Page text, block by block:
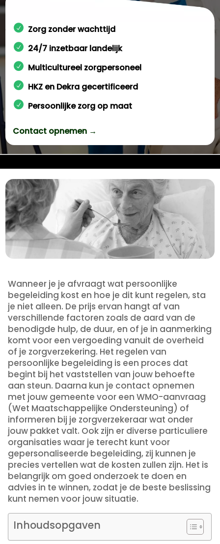
Zorg zonder wachttijd
24/7 inzetbaar landelijk
Multicultureel zorgpersoneel
HKZ en Dekra gecertificeerd
Persoonlijke zorg op maat
Contact opnemen →
Wanneer je je afvraagt wat persoonlijke
begeleiding kost en hoe je dit kunt regelen, sta
je niet alleen. De prijs ervan hangt af van
verschillende factoren zoals de aard van de
benodigde hulp, de duur, en of je in aanmerking
komt voor een vergoeding vanuit de overheid
of je zorgverzekering. Het regelen van
persoonlijke begeleiding is een proces dat
begint bij het vaststellen van jouw behoefte
aan steun. Daarna kun je contact opnemen
met jouw gemeente voor een WMO-aanvraag
(Wet Maatschappelijke Ondersteuning) of
informeren bij je zorgverzekeraar wat onder
jouw pakket valt. Ook zijn er diverse particuliere
organisaties waar je terecht kunt voor
gepersonaliseerde begeleiding, zij kunnen je
precies vertellen wat de kosten zullen zijn. Het is
belangrijk om goed onderzoek te doen en
advies in te winnen, zodat je de beste beslissing
kunt nemen voor jouw situatie.
Inhoudsopgaven